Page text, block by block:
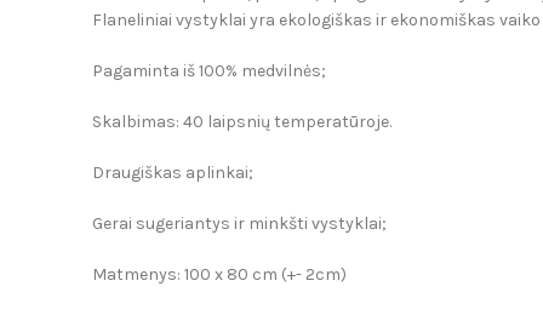
Flaneliniai vystyklai yra ekologiškas ir ekonomiškas
Pagaminta iš 100% medvilnės;
Skalbimas: 40 laipsnių temperatūroje.
Draugiškas aplinkai;
Gerai sugeriantys ir minkšti vystyklai;
Matmenys: 100 x 80 cm (+- 2cm)